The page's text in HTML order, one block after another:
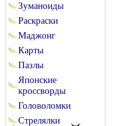
Зуманоиды
Раскраски
Маджонг
Карты
Пазлы
Японские
кроссворды
Головоломки
Стрелялки